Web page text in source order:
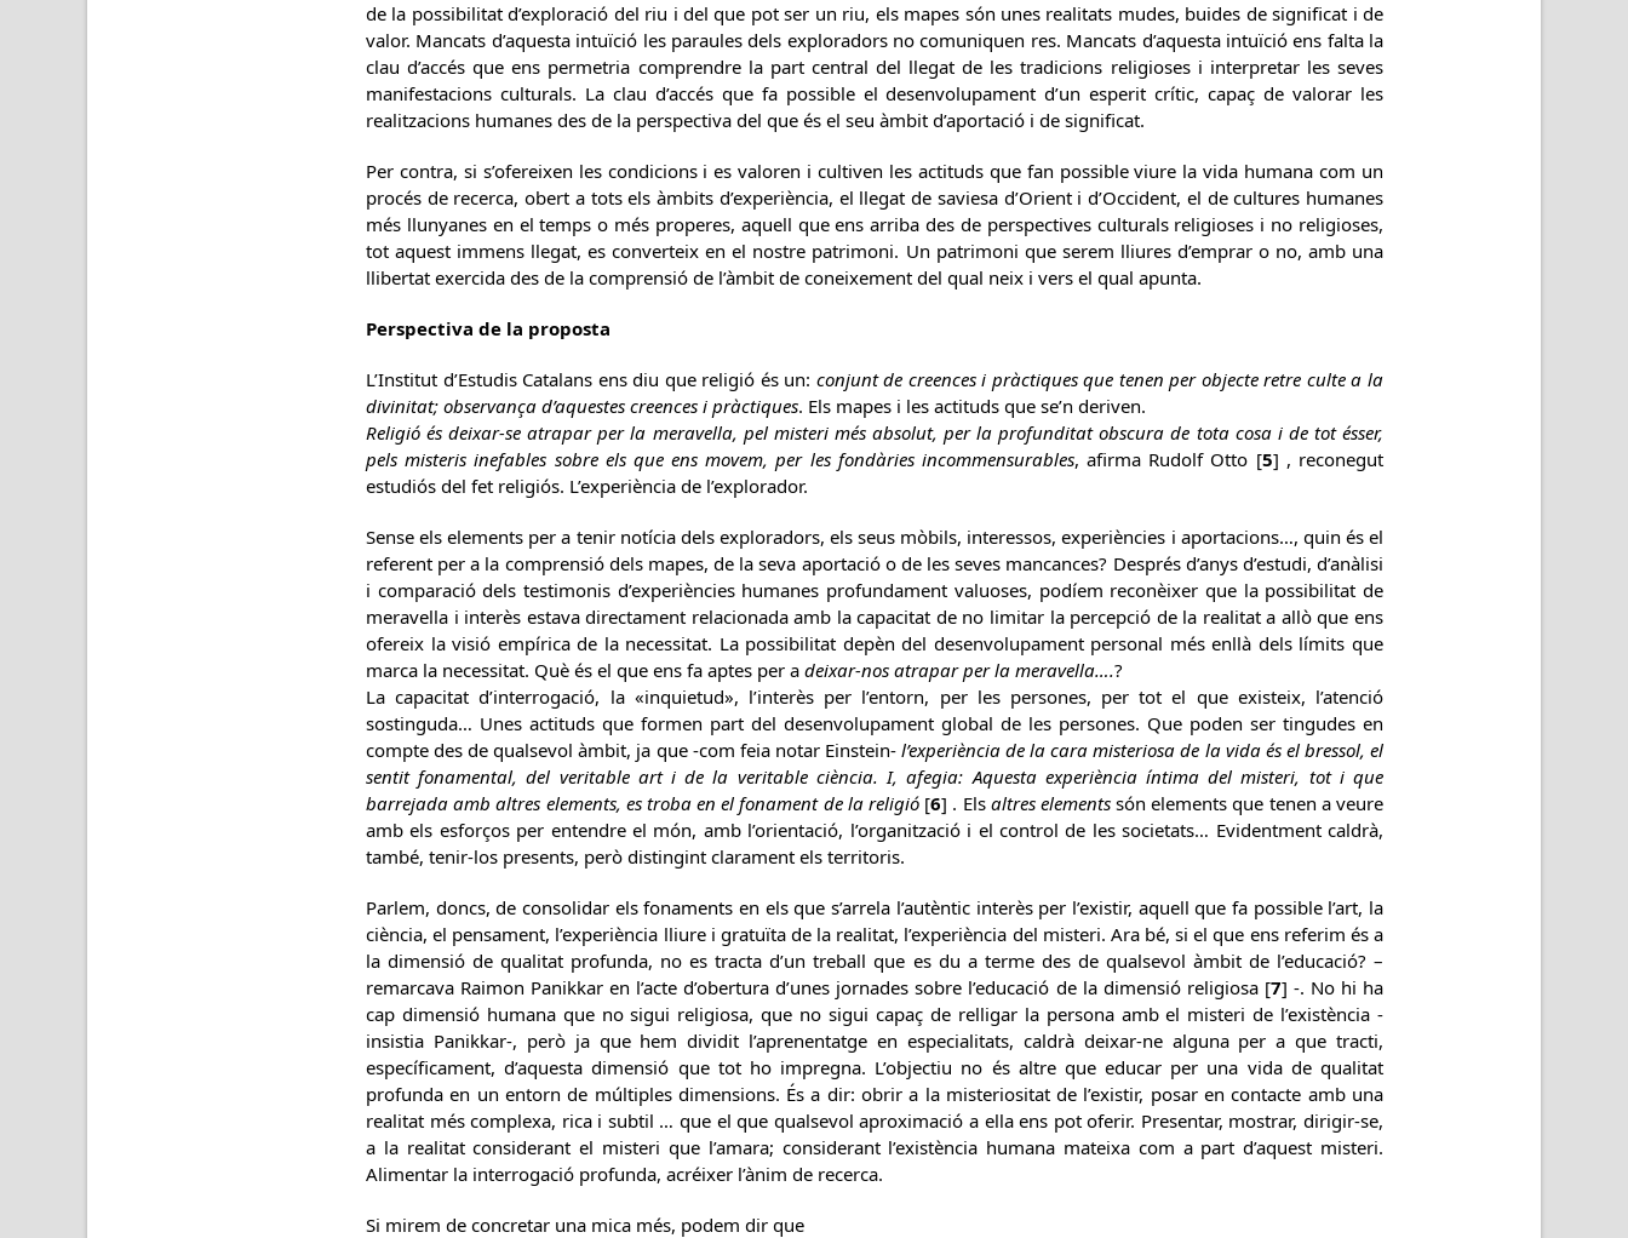
de la possibilitat d’exploració del riu i del que pot ser un riu, els mapes són unes realitats mudes, buides de significat i de
valor. Mancats d’aquesta intuïció les paraules dels exploradors no comuniquen res. Mancats d’aquesta intuïció ens falta la
clau d’accés que ens permetria comprendre la part central del llegat de les tradicions religioses i interpretar les seves
manifestacions culturals. La clau d’accés que fa possible el desenvolupament d’un esperit crític, capaç de valorar les
realitzacions humanes des de la perspectiva del que és el seu àmbit d’aportació i de significat.
Per contra, si s’ofereixen les condicions i es valoren i cultiven les actituds que fan possible viure la vida humana com un
procés de recerca, obert a tots els àmbits d’experiència, el llegat de saviesa d’Orient i d’Occident, el de cultures humanes
més llunyanes en el temps o més properes, aquell que ens arriba des de perspectives culturals religioses i no religioses,
tot aquest immens llegat, es converteix en el nostre patrimoni. Un patrimoni que serem lliures d’emprar o no, amb una
llibertat exercida des de la comprensió de l’àmbit de coneixement del qual neix i vers el qual apunta.
Perspectiva de la proposta
L’Institut d’Estudis Catalans ens diu que religió és un: conjunt de creences i pràctiques que tenen per objecte retre culte a la
divinitat; observança d’aquestes creences i pràctiques. Els mapes i les actituds que se’n deriven.
Religió és deixar-se atrapar per la meravella, pel misteri més absolut, per la profunditat obscura de tota cosa i de tot ésser,
pels misteris inefables sobre els que ens movem, per les fondàries incommensurables, afirma Rudolf Otto [5] , reconegut
estudiós del fet religiós. L’experiència de l’explorador.
Sense els elements per a tenir notícia dels exploradors, els seus mòbils, interessos, experiències i aportacions…, quin és el
referent per a la comprensió dels mapes, de la seva aportació o de les seves mancances? Després d’anys d’estudi, d’anàlisi
i comparació dels testimonis d’experiències humanes profundament valuoses, podíem reconèixer que la possibilitat de
meravella i interès estava directament relacionada amb la capacitat de no limitar la percepció de la realitat a allò que ens
ofereix la visió empírica de la necessitat. La possibilitat depèn del desenvolupament personal més enllà dels límits que
marca la necessitat. Què és el que ens fa aptes per a deixar-nos atrapar per la meravella….?
La capacitat d’interrogació, la «inquietud», l’interès per l’entorn, per les persones, per tot el que existeix, l’atenció
sostinguda… Unes actituds que formen part del desenvolupament global de les persones. Que poden ser tingudes en
compte des de qualsevol àmbit, ja que -com feia notar Einstein- l’experiència de la cara misteriosa de la vida és el bressol, el
sentit fonamental, del veritable art i de la veritable ciència. I, afegia: Aquesta experiència íntima del misteri, tot i que
barrejada amb altres elements, es troba en el fonament de la religió [6] . Els altres elementssón elements que tenen a veure
amb els esforços per entendre el món, amb l’orientació, l’organització i el control de les societats… Evidentment caldrà,
també, tenir-los presents, però distingint clarament els territoris.
Parlem, doncs, de consolidar els fonaments en els que s’arrela l’autèntic interès per l’existir, aquell que fa possible l’art, la
ciència, el pensament, l’experiència lliure i gratuïta de la realitat, l’experiència del misteri. Ara bé, si el que ens referim és a
la dimensió de qualitat profunda, no es tracta d’un treball que es du a terme des de qualsevol àmbit de l’educació? –
remarcava Raimon Panikkar en l’acte d’obertura d’unes jornades sobre l’educació de la dimensió religiosa [7] -. No hi ha
cap dimensió humana que no sigui religiosa, que no sigui capaç de relligar la persona amb el misteri de l’existència -
insistia Panikkar-, però ja que hem dividit l’aprenentatge en especialitats, caldrà deixar-ne alguna per a que tracti,
específicament, d’aquesta dimensió que tot ho impregna. L’objectiu no és altre que educar per una vida de qualitat
profunda en un entorn de múltiples dimensions. És a dir: obrir a la misteriositat de l’existir, posar en contacte amb una
realitat més complexa, rica i subtil … que el que qualsevol aproximació a ella ens pot oferir. Presentar, mostrar, dirigir-se,
a la realitat considerant el misteri que l’amara; considerant l’existència humana mateixa com a part d’aquest misteri.
Alimentar la interrogació profunda, acréixer l’ànim de recerca.
Si mirem de concretar una mica més, podem dir que